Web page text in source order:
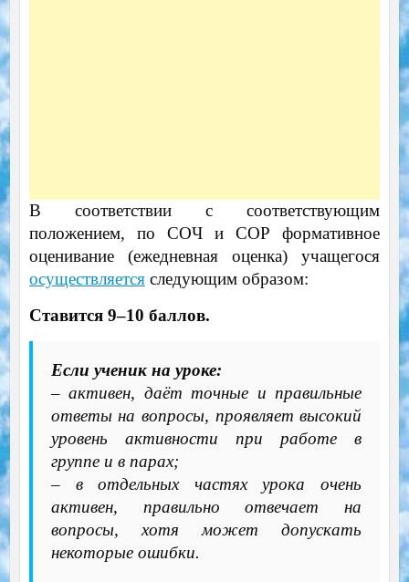
В соответствии с соответствующим
положением, по СОЧ и СОР формативное
оценивание (ежедневная оценка) учащегося
осуществляетсяследующим образом:
Ставится 9–10 баллов.
Если ученик на уроке:
– активен, даёт точные и правильные
ответы на вопросы, проявляет высокий
уровень активности при работе в
группе и в парах;
– в отдельных частях урока очень
активен, правильно отвечает на
вопросы, хотя может допускать
некоторые ошибки.